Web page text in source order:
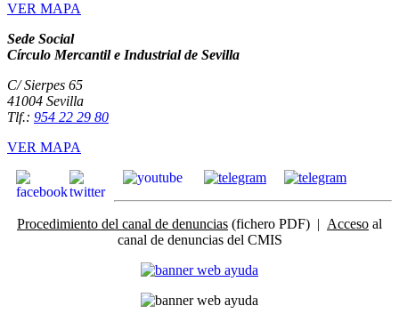
VER MAPA
Sede Social
Círculo Mercantil e Industrial de Sevilla
C/ Sierpes 65
41004 Sevilla
Tlf.: 954 22 29 80
VER MAPA
Procedimiento del canal de denuncias (fichero PDF) | Acceso al
canal de denuncias del CMIS